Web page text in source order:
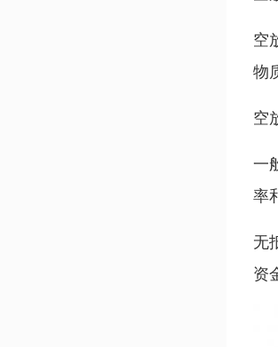
空
物
空
一
率
无
资